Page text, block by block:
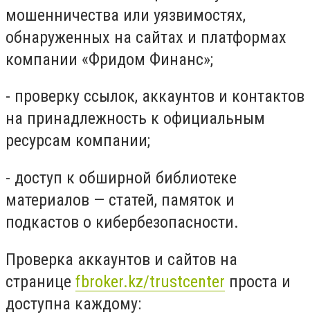
мошенничества или уязвимостях,
обнаруженных на сайтах и платформах
компании «Фридом Финанс»;
- проверку ссылок, аккаунтов и контактов
на принадлежность к официальным
ресурсам компании;
- доступ к обширной библиотеке
материалов — статей, памяток и
подкастов о кибербезопасности.
Проверка аккаунтов и сайтов на
странице fbroker.kz/trustcenter проста и
доступна каждому: